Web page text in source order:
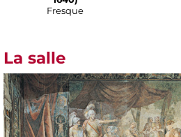
Fresque
La salle